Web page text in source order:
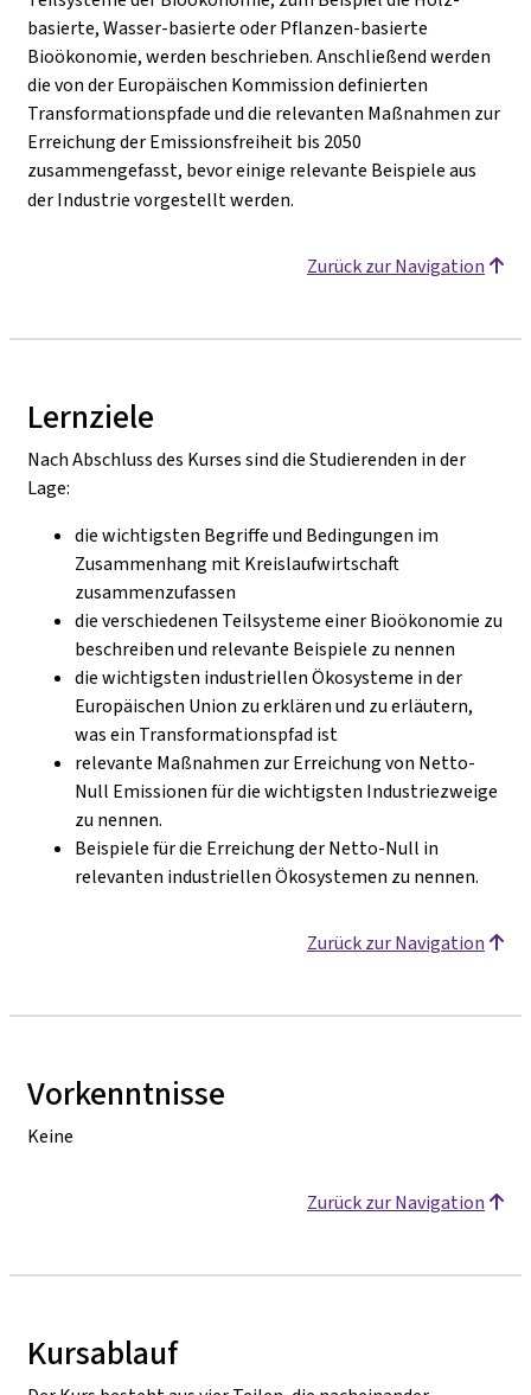
basierte, Wasser-basierte oder Pflanzen-basierte
Bioökonomie, werden beschrieben. Anschließend werden
die von der Europäischen Kommission definierten
Transformationspfade und die relevanten Maßnahmen zur
Erreichung der Emissionsfreiheit bis 2050
zusammengefasst, bevor einige relevante Beispiele aus
der Industrie vorgestellt werden.
Zurück zur Navigation
Lernziele
Nach Abschluss des Kurses sind die Studierenden in der
Lage:
die wichtigsten Begriffe und Bedingungen im
Zusammenhang mit Kreislaufwirtschaft
zusammenzufassen
die verschiedenen Teilsysteme einer Bioökonomie zu
beschreiben und relevante Beispiele zu nennen
die wichtigsten industriellen Ökosysteme in der
Europäischen Union zu erklären und zu erläutern,
was ein Transformationspfad ist
relevante Maßnahmen zur Erreichung von Netto-
Null Emissionen für die wichtigsten Industriezweige
zu nennen.
Beispiele für die Erreichung der Netto-Null in
relevanten industriellen Ökosystemen zu nennen.
Zurück zur Navigation
Vorkenntnisse
Keine
Zurück zur Navigation
Kursablauf